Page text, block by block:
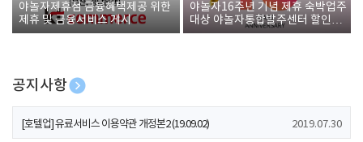
야놀자제휴점 금융혜택제공 위한
제휴 및 금융서비스 게시
야놀자16주년 기념 제휴 숙박업주
대상 야놀자통합발주센터 할인쿠
폰 증정
공지사항
[호텔업] 개인정보 처리방침 개정본1 (19.09.02)
[호텔업] 유료서비스 이용약관 개정본2 (19.09.02) 2019.07.30